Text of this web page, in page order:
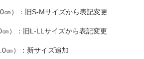
㎝）：旧S-Mサイズから表記変更
㎝）：旧L-LLサイズから表記変更
㎝）：新サイズ追加